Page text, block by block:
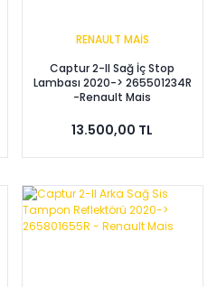
RENAULT MAİS
Captur 2-II Sağ İç Stop
Lambası 2020-> 265501234R
-Renault Mais
13.500,00 TL